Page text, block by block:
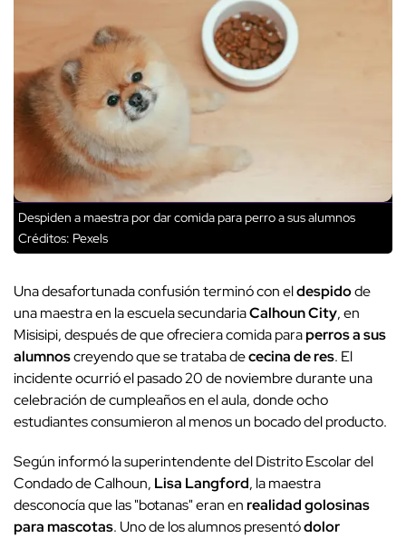
Despiden a maestra por dar comida para perro a sus alumnos
Créditos: Pexels
Una desafortunada confusión terminó con eldespidode
una maestra en la escuela secundariaCalhoun City, en
Misisipi, después de que ofreciera comida paraperros a sus
alumnoscreyendo que se trataba dececina de res. El
incidente ocurrió el pasado 20 de noviembre durante una
celebración de cumpleaños en el aula, donde ocho
estudiantes consumieron al menos un bocado del producto.
Según informó la superintendente del Distrito Escolar del
Condado de Calhoun, Lisa Langford, la maestra
desconocía que las "botanas" eran enrealidad golosinas
para mascotas. Uno de los alumnos presentódolor